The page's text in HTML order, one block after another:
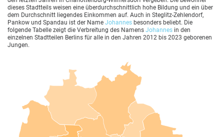
dieses Stadtteils weisen eine überdurchschnittlich hohe Bildung und ein über
dem Durchschnitt liegendes Einkommen auf. Auch in Steglitz-Zehlendorf,
Pankow und Spandau ist der Name Johannes besonders beliebt. Die
folgende Tabelle zeigt die Verbreitung des Namens Johannes in den
einzelnen Stadtteilen Berlins für alle in den Jahren 2012 bis 2023 geborenen
Jungen.